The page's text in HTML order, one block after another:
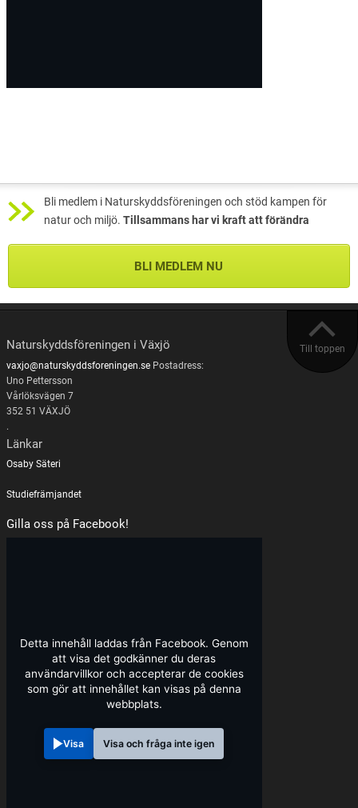
Bli medlem i Naturskyddsföreningen och stöd kampen för
natur och miljö. Tillsammans har vi kraft att förändra
BLI MEDLEM NU
Till toppen
Naturskyddsföreningen i Växjö
vaxjo@naturskyddsforeningen.sePostadress:
Uno Pettersson
Vårlöksvägen 7
352 51 VÄXJÖ
.
Länkar
Osaby Säteri
Studiefrämjandet
Gilla oss på Facebook!
Detta innehåll laddas från Facebook. Genom
att visa det godkänner du deras
användarvillkor och accepterar de cookies
som gör att innehållet kan visas på denna
webbplats.
Visa Visa och fråga inte igen